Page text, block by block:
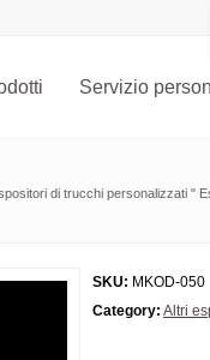
Servizio
di trucchi personalizzati "
SKU: MKOD-050
Category: Altri